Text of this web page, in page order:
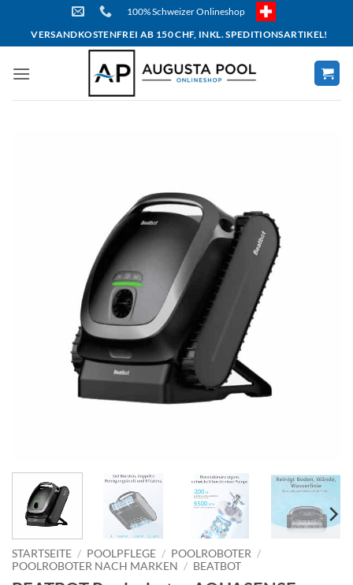
content
100% Schweizer Onlineshop
VERSANDKOSTENFREI AB 150 CHF, INKL. SPEDITIONSARTIKEL!
STARTSEITE / POOLPFLEGE / POOLROBOTER /
POOLROBOTER NACH MARKEN / BEATBOT